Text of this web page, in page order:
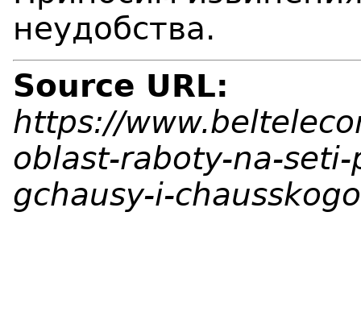
неудобства.
Source URL:
https://
oblast-raboty-na-
gchausy-i-